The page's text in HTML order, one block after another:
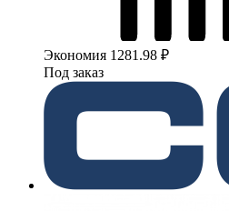
Экономия 1281.98 ₽
Под заказ